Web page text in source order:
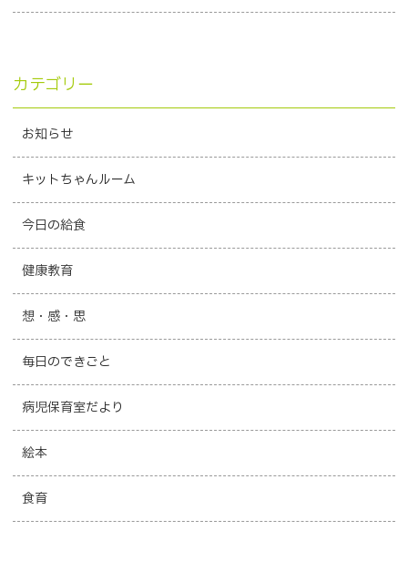
カテゴリー
お知らせ
キットちゃんルーム
今日の給食
健康教育
想・感・思
毎日のできごと
病児保育室だより
絵本
食育